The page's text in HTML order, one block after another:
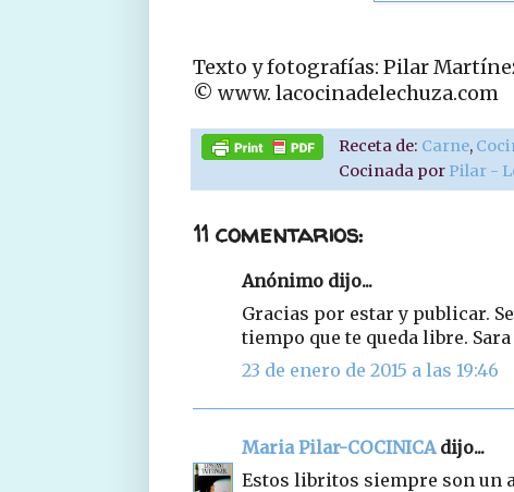
Texto y fotografías: Pilar
© www. lacocinadelechuza.com
Receta de: Carne,
Cocinada por Pilar -
11 comentarios:
Anónimo dijo...
Gracias por estar y publicar.
tiempo que te queda libre. Sara
23 de enero de 2015 a las 19:46
Maria Pilar-COCINICAdijo...
Estos libritos siempre son un